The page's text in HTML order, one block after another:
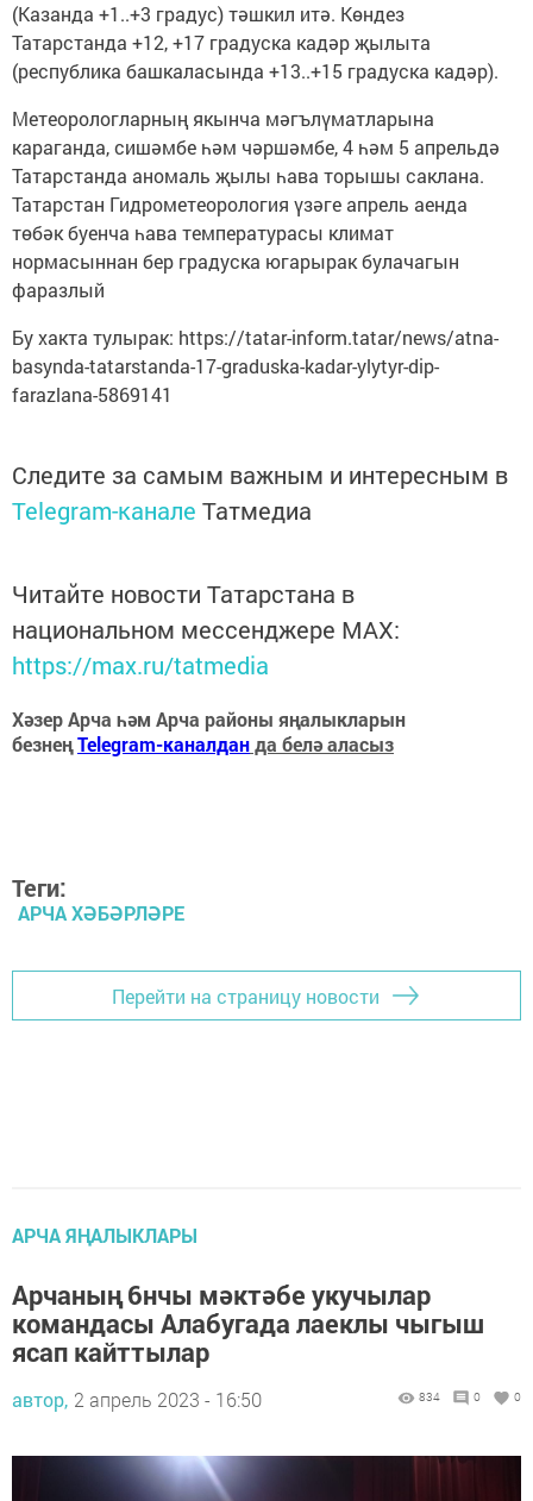
(Казанда +1..+3 градус) тәшкил итә. Көндез
Татарстанда +12, +17 градуска кадәр җылыта
(республика башкаласында +13..+15 градуска кадәр).
Метеорологларның якынча мәгълүматларына
караганда, сишәмбе һәм чәршәмбе, 4 һәм 5 апрельдә
Татарстанда аномаль җылы һава торышы саклана.
Татарстан Гидрометеорология үзәге апрель аенда
төбәк буенча һава температурасы климат
нормасыннан бер градуска югарырак булачагын
фаразлый
Бу хакта тулырак: https://tatar-inform.tatar/news/atna-
basynda-tatarstanda-17-graduska-kadar-ylytyr-dip-
farazlana-5869141
Следите за самым важным и интересным в
Telegram-канале Татмедиа
Читайте новости Татарстана в
национальном мессенджере MАХ:
https://max.ru/tatmedia
Хәзер Арча һәм Арча районы яңалыкларын
безнеңTelegram-каналданда белә аласыз
Теги:
АРЧА ХӘБӘРЛӘРЕ
Перейти на страницу новости
АРЧА ЯҢАЛЫКЛАРЫ
Арчаның 6нчы мәктәбе укучылар
командасы Алабугада лаеклы чыгыш
ясап кайттылар
автор, 2 апрель 2023 - 16:50 834 0 0